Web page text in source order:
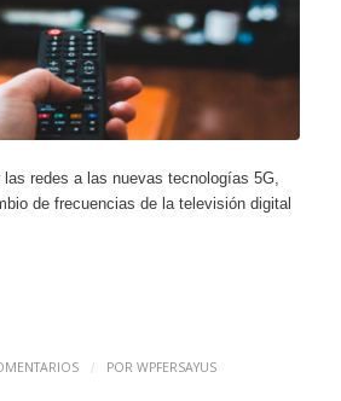
redes a las nuevas tecnologías 5G,
de frecuencias de la televisión digital
/ POR WPFERSAYUS